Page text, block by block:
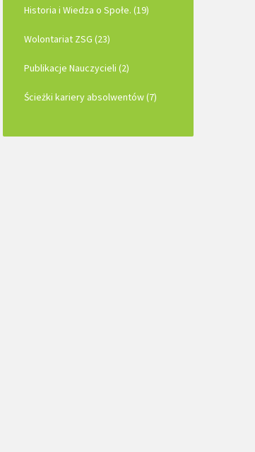
Historia i Wiedza o Społe. (19)
Wolontariat ZSG (23)
Publikacje Nauczycieli (2)
Ścieżki kariery absolwentów (7)